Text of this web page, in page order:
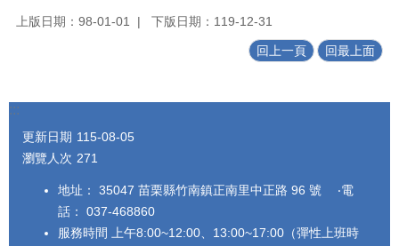
上版日期：98-01-01 下版日期：119-12-31
回上一頁 回最上面
:::
更新日期 115-08-05
瀏覽人次 271
地址： 35047 苗栗縣竹南鎮正南里中正路 96 號 ‧電
話： 037-468860
服務時間 上午8:00~12:00、13:00~17:00（彈性上班時